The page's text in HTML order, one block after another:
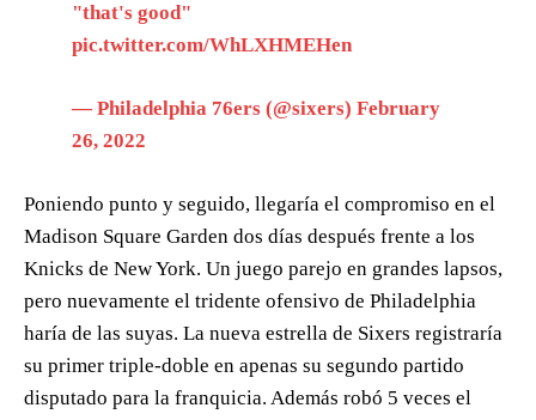
"that's good"
pic.twitter.com/WhLXHMEHen
— Philadelphia 76ers (@sixers) February
26, 2022
Poniendo punto y seguido, llegaría el compromiso en el
Madison Square Garden dos días después frente a los
Knicks de New York. Un juego parejo en grandes lapsos,
pero nuevamente el tridente ofensivo de Philadelphia
haría de las suyas. La nueva estrella de Sixers registraría
su primer triple-doble en apenas su segundo partido
disputado para la franquicia. Además robó 5 veces el